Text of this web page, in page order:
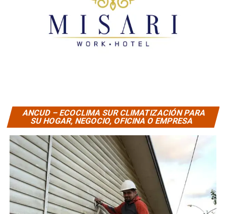
ANCUD – ECOCLIMA SUR CLIMATIZACIÓN PARA
SU HOGAR, NEGOCIO, OFICINA O EMPRESA